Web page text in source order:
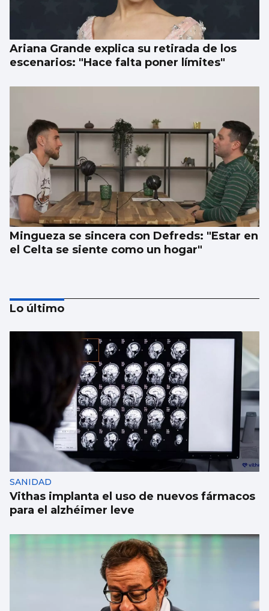
Ariana Grande explica su retirada de los
escenarios: "Hace falta poner límites"
Mingueza se sincera con Defreds: "Estar en
el Celta se siente como un hogar"
Borja Iglesias, Ana Peleteiro o Abel
Caballero, entre los favoritos de los
gallegos para compartir un viaje
Lo último
SANIDAD
Vithas implanta el uso de nuevos fármacos
para el alzhéimer leve